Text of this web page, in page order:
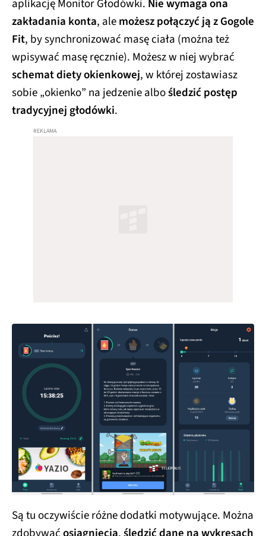
aplikację Monitor Głodówki. Nie wymaga ona
zakładania konta, alemożesz połączyć ją z Gogole
Fit, by synchronizować masę ciała (można też
wpisywać masę ręcznie). Możesz w niej wybrać
schemat diety okienkowej, w której zostawiasz
sobie „okienko” na jedzenie albośledzić postęp
tradycyjnej głodówki.
Są tu oczywiście różne dodatki motywujące. Można